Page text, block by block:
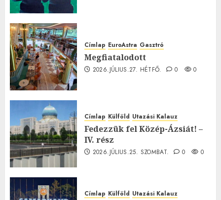
Címlap EuroAstra Gasztró
Megfiatalodott
2026.JÚLIUS.27. HÉTFŐ. 0 0
Címlap Külföld Utazási Kalauz
Fedezzük fel Közép-Ázsiát! –
IV. rész
2026.JÚLIUS.25. SZOMBAT. 0 0
Címlap Külföld Utazási Kalauz